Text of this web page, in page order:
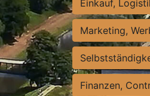
Einkauf,
Marketing,
Finanzen,